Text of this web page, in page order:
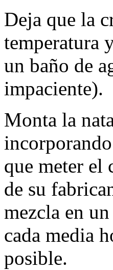
Deja que la
temperatura
un baño de
impaciente).
Monta la
que meter el
de su
mezcla en
cada media
posible.